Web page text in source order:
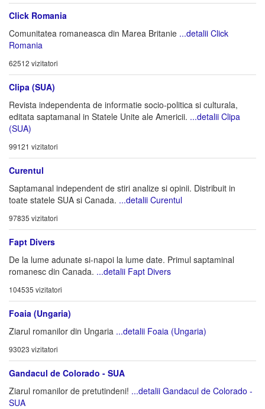
Click Romania
Comunitatea romaneasca din Marea Britanie ...detalii Click
Romania
62512 vizitatori
Clipa (SUA)
Revista independenta de informatie socio-politica si culturala,
editata saptamanal in Statele Unite ale Americii. ...detalii Clipa
(SUA)
99121 vizitatori
Curentul
Saptamanal independent de stiri analize si opinii. Distribuit in
toate statele SUA si Canada. ...detalii Curentul
97835 vizitatori
Fapt Divers
De la lume adunate si-napoi la lume date. Primul saptaminal
romanesc din Canada. ...detalii Fapt Divers
104535 vizitatori
Foaia (Ungaria)
Ziarul romanilor din Ungaria ...detalii Foaia (Ungaria)
93023 vizitatori
Gandacul de Colorado - SUA
Ziarul romanilor de pretutindeni! ...detalii Gandacul de Colorado -
SUA